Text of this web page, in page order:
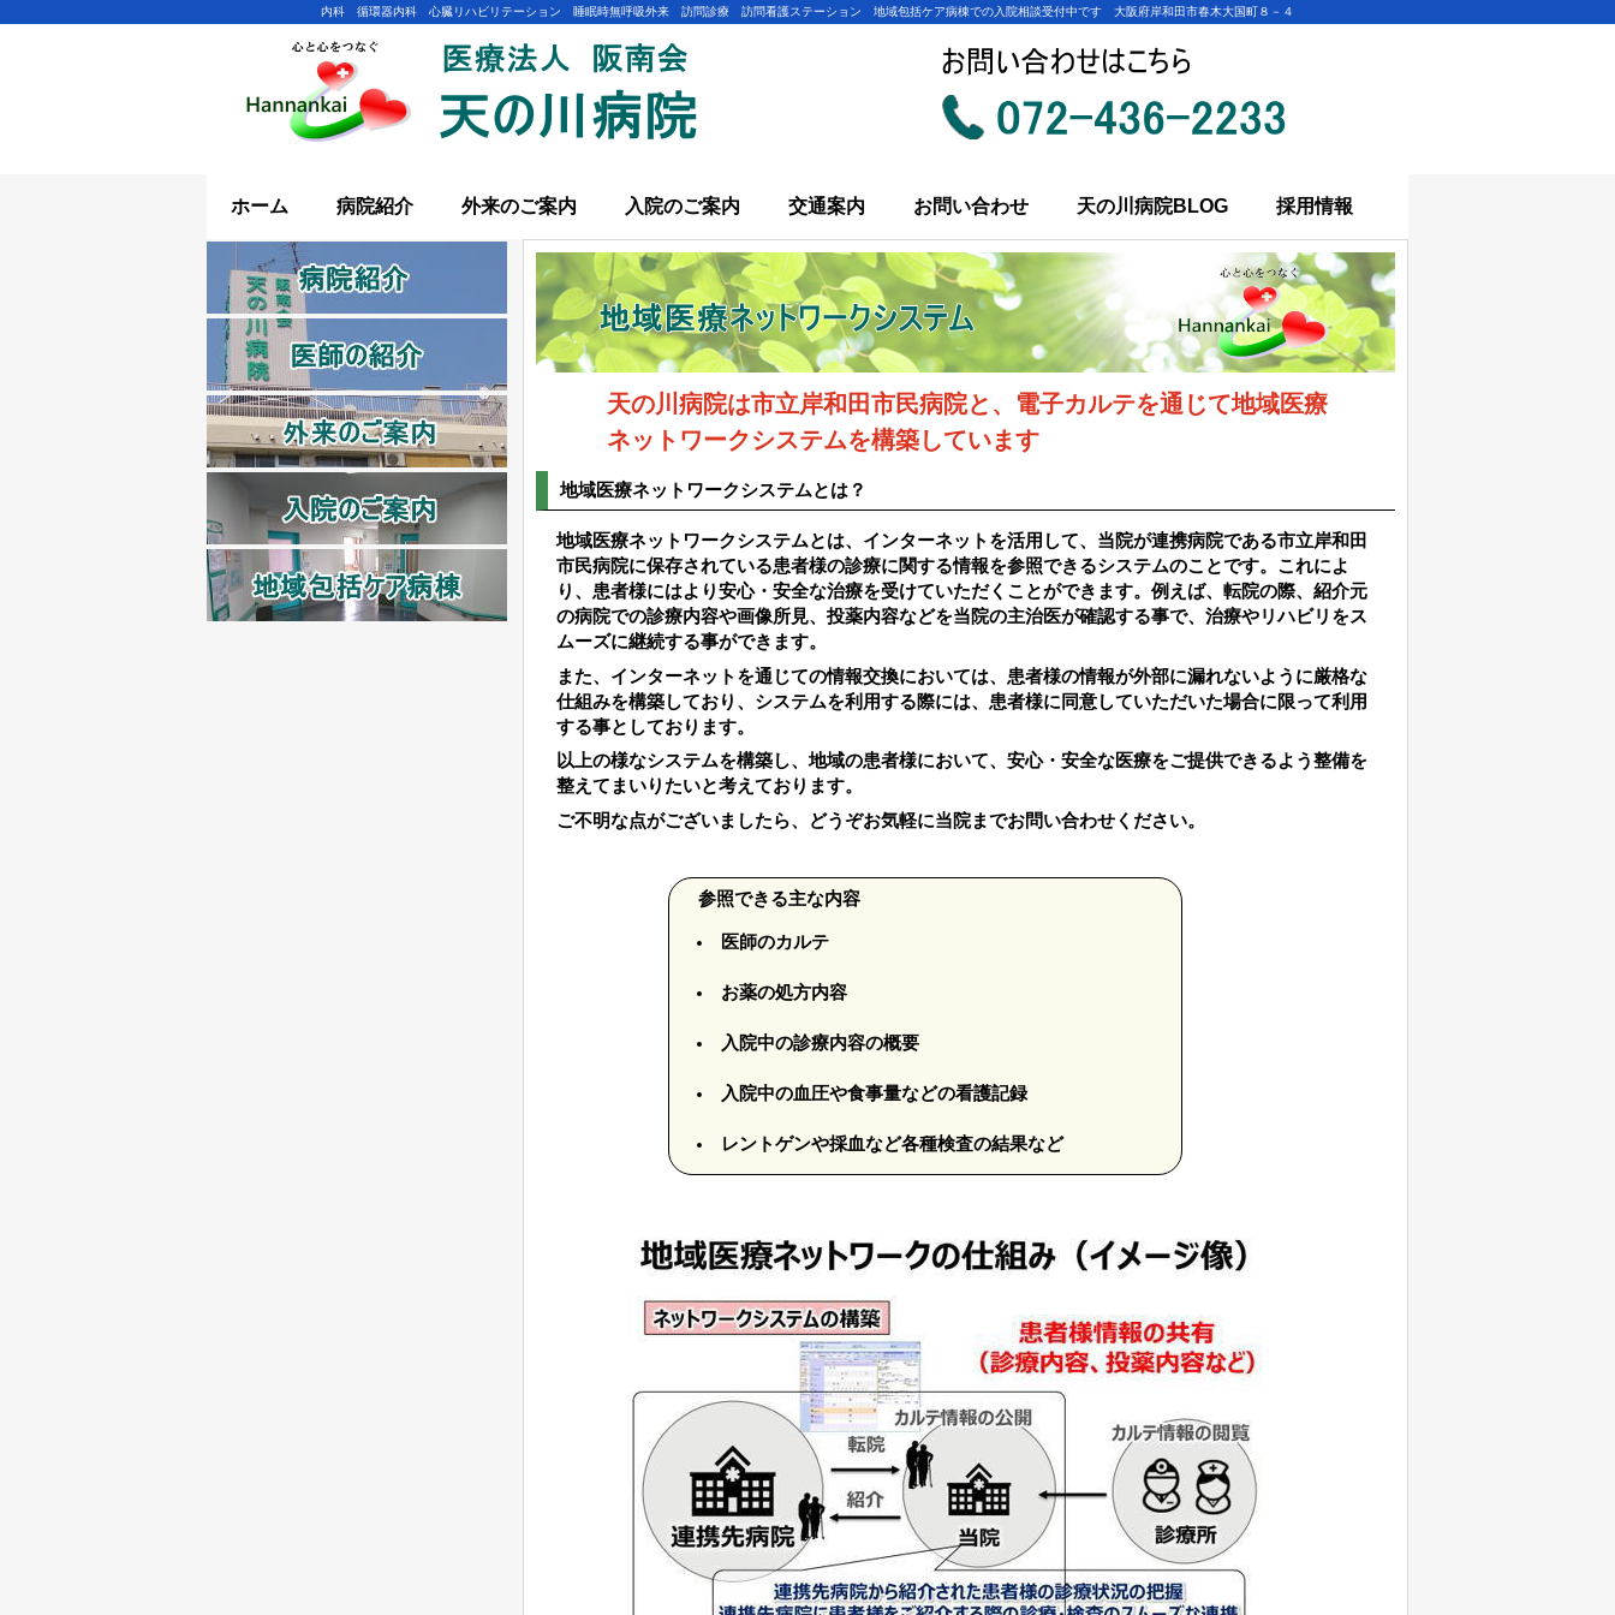
内科 循環器内科 心臓リハビリテーション 睡眠時無呼吸外来 訪問診療 訪問看護ステーション 地域包括ケア病棟での入院相談受付中です 大阪府岸和田市春木大国町８－４
ホーム 病院紹介 外来のご案内 入院のご案内 交通案内 お問い合わせ 天の川病院BLOG 採用情報
天の川病院は市立岸和田市民病院と、電子カルテを通じて地域医療
ネットワークシステムを構築しています
地域医療ネットワークシステムとは？
地域医療ネットワークシステムとは、インターネットを活用して、当院が連携病院である市立岸和田
市民病院に保存されている患者様の診療に関する情報を参照できるシステムのことです。これによ
り、患者様にはより安心・安全な治療を受けていただくことができます。例えば、転院の際、紹介元
の病院での診療内容や画像所見、投薬内容などを当院の主治医が確認する事で、治療やリハビリをス
ムーズに継続する事ができます。
また、インターネットを通じての情報交換においては、患者様の情報が外部に漏れないように厳格な
仕組みを構築しており、システムを利用する際には、患者様に同意していただいた場合に限って利用
する事としております。
以上の様なシステムを構築し、地域の患者様において、安心・安全な医療をご提供できるよう整備を
整えてまいりたいと考えております。
ご不明な点がございましたら、どうぞお気軽に当院までお問い合わせください。
参照できる主な内容
医師のカルテ
お薬の処方内容
入院中の診療内容の概要
入院中の血圧や食事量などの看護記録
レントゲンや採血など各種検査の結果など